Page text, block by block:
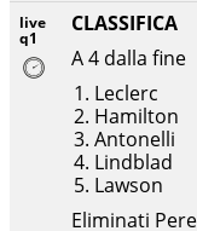
live
q1
CLASSIFICA
A 4 dalla fine
Leclerc
Hamilton
Antonelli
Lindblad
Lawson
Eliminati